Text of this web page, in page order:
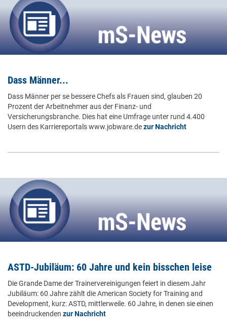
Dass Männer...
Dass Männer per se bessere Chefs als Frauen sind, glauben 20
Prozent der Arbeitnehmer aus der Finanz- und
Versicherungsbranche. Dies hat eine Umfrage unter rund 4.400
Usern des Karriereportals www.jobware.dezur Nachricht
ASTD-Jubiläum: 60 Jahre und kein bisschen leise
Die Grande Dame der Trainervereinigungen feiert in diesem Jahr
Jubiläum: 60 Jahre zählt die American Society for Training and
Development, kurz: ASTD, mittlerweile. 60 Jahre, in denen sie einen
beeindruckenden zur Nachricht